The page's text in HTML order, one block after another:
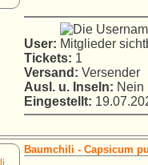
User:
Tickets: 1
Versand: Versender
Ausl. u. Inseln: Nein
Eingestellt:
Baumchili - Capsicum